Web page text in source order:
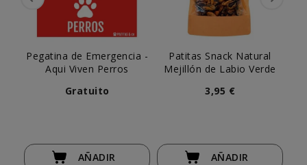
Pegatina de Emergencia -
Aqui Viven Perros
Gratuito
AÑADIR
Patitas Snack Natural
Mejillón de Labio Verde
3,95 €
AÑADIR